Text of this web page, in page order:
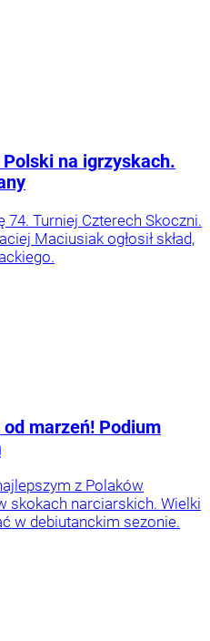
na igrzyskach.
Turniej Czterech Skoczni.
Maciusiak ogłosił skład,
marzeń! Podium
z Polaków
skokach narciarskich. Wielki
w debiutanckim sezonie.